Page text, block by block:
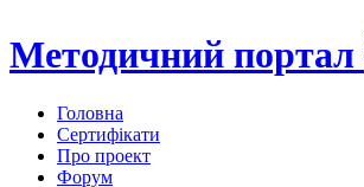
Методичний портал
Головна
Сертифікати
Про проект
Форум